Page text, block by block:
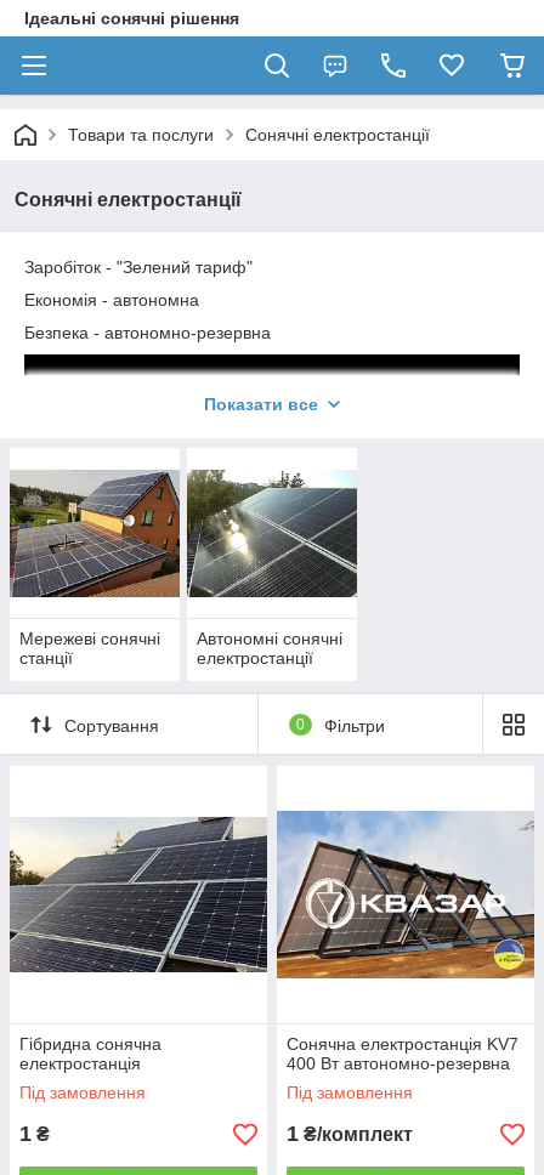
Ідеальні сонячні рішення
Товари та послуги Сонячні електростанції
Сонячні електростанції
Заробіток - "Зелений тариф"
Економія - автономна
Безпека - автономно-резервна
Показати все
Мережеві сонячні
станції
Автономні сонячні
електростанції
Сортування 0 Фільтри
Гібридна сонячна
електростанція
Під замовлення
1 ₴
Сонячна електростанція KV7
400 Вт автономно-резервна
Під замовлення
1 ₴/комплект